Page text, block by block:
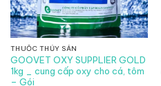
THUỐC THỦY SẢN
GOOVET OXY SUPPLIER GOLD
1kg _ cung cấp oxy cho cá, tôm
– Gói